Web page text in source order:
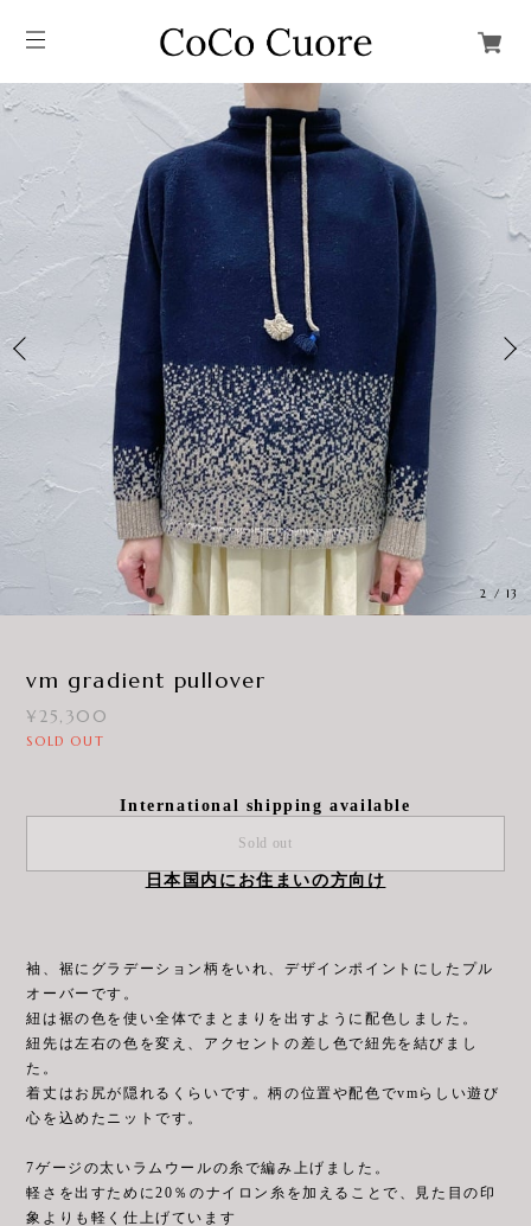
3 / 13
vm gradient pullover
¥25,300
SOLD OUT
International shipping available
Sold out
日本国内にお住まいの方向け
袖、裾にグラデーション柄をいれ、デザインポイントにしたプル
オーバーです。
紐は裾の色を使い全体でまとまりを出すように配色しました。
紐先は左右の色を変え、アクセントの差し色で紐先を結びまし
た。
着丈はお尻が隠れるくらいです。柄の位置や配色でvmらしい遊び
心を込めたニットです。
7ゲージの太いラムウールの糸で編み上げました。
軽さを出すために20％のナイロン糸を加えることで、見た目の印
象よりも軽く仕上げています